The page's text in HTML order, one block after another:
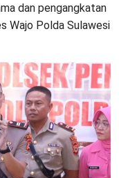
dan pengangkatan
Wajo Polda Sulawesi